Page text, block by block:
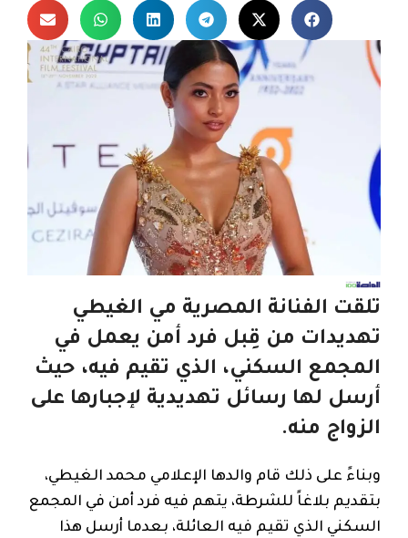
تلقت الفنانة المصرية مي الغيطي
تهديدات من قِبل فرد أمن يعمل في
المجمع السكني، الذي تقيم فيه، حيث
أرسل لها رسائل تهديدية لإجبارها على
الزواج منه.
وبناءً على ذلك قام والدها الإعلامي محمد الغيطي،
بتقديم بلاغاً للشرطة، يتهم فيه فرد أمن في المجمع
السكني الذي تقيم فيه العائلة، بعدما أرسل هذا